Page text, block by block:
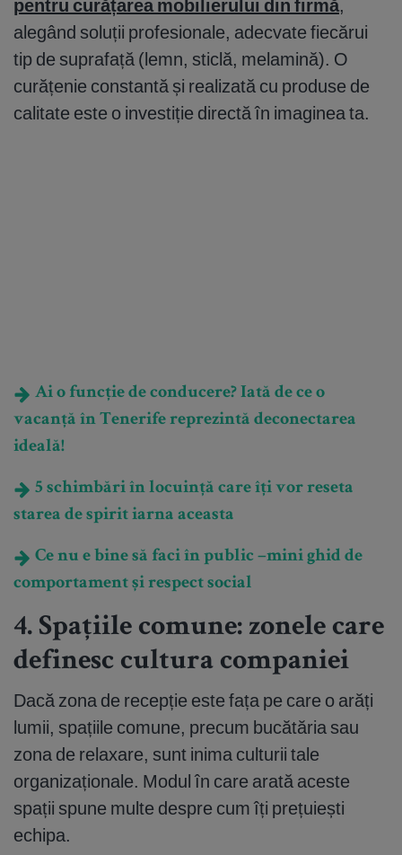
pentru curățarea mobilierului din firmă,
alegând soluții profesionale, adecvate fiecărui
tip de suprafață (lemn, sticlă, melamină). O
curățenie constantă și realizată cu produse de
calitate este o investiție directă în imaginea ta.
Ai o funcție de conducere? Iată de ce o
vacanță în Tenerife reprezintă deconectarea
ideală!
5 schimbări în locuință care îți vor reseta
starea de spirit iarna aceasta
Ce nu e bine să faci în public –mini ghid de
comportament și respect social
4. Spațiile comune: zonele care
definesc cultura companiei
Dacă zona de recepție este fața pe care o arăți
lumii, spațiile comune, precum bucătăria sau
zona de relaxare, sunt inima culturii tale
organizaționale. Modul în care arată aceste
spații spune multe despre cum îți prețuiești
echipa.